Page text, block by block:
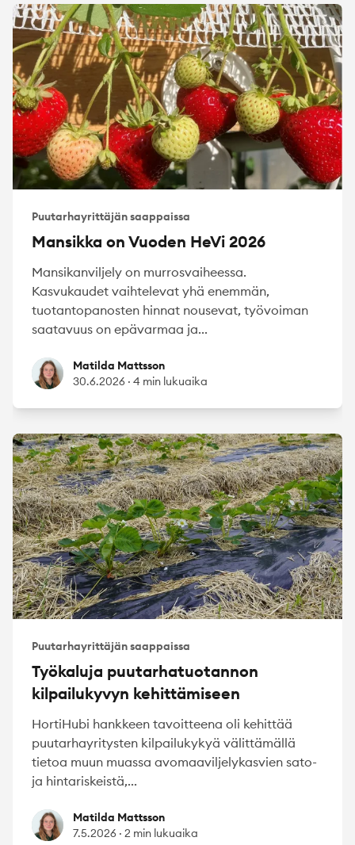
Puutarhayrittäjän saappaissa
Mansikka on Vuoden HeVi 2026
Mansikanviljely on murrosvaiheessa.
Kasvukaudet vaihtelevat yhä enemmän,
tuotantopanosten hinnat nousevat, työvoiman
saatavuus on epävarmaa ja...
Matilda Mattsson
Matilda Mattsson
30.6.2026 · 4 min lukuaika
Puutarhayrittäjän saappaissa
Työkaluja puutarhatuotannon
kilpailukyvyn kehittämiseen
HortiHubi hankkeen tavoitteena oli kehittää
puutarhayritysten kilpailukykyä välittämällä
tietoa muun muassa avomaaviljelykasvien sato-
ja hintariskeistä,...
Matilda Mattsson
Matilda Mattsson
7.5.2026 · 2 min lukuaika